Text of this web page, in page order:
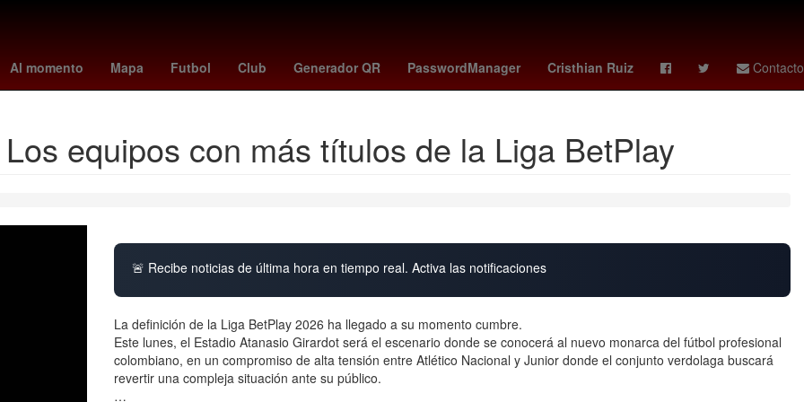
Al momento Mapa Futbol Club Generador QR PasswordManager Cristhian Ruiz Contacto
durán christian ebere tigre vs belgrano iphone 18 pro Gobernador george lombard jr Guillermo García Alcocer
equipos con más títulos de la Liga BetPlay
🚨 Recibe noticias de última hora en tiempo real. Activa las notificaciones
La definición de la Liga BetPlay 2026 ha llegado a su momento cumbre.
Este lunes, el Estadio Atanasio Girardot será el escenario donde se conocerá al nuevo monarca del fútbol profesional
colombiano, en un compromiso de alta tensión entre Atlético Nacional y Junior donde el conjunto verdolaga buscará
revertir una compleja situación ante su público.
…